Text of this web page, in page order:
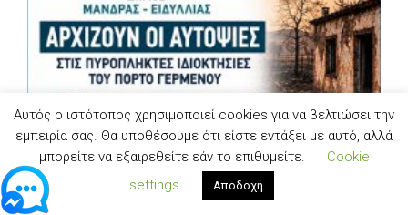
π
ο
υ
ί
χ
α
Η
ε
π
Αυτός ο ιστότοπος χρησιμοποιεί cookies για να βελτιώσει την
εμπειρία σας. Θα υποθέσουμε ότι είστε εντάξει με αυτό, αλλά
μπορείτε να εξαιρεθείτε εάν το επιθυμείτε.
Cookie
settings
Αποδοχή